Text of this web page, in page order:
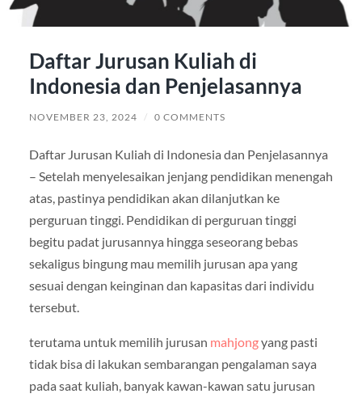
Daftar Jurusan Kuliah di
Indonesia dan Penjelasannya
NOVEMBER 23, 2024 / 0 COMMENTS
Daftar Jurusan Kuliah di Indonesia dan Penjelasannya
– Setelah menyelesaikan jenjang pendidikan menengah
atas, pastinya pendidikan akan dilanjutkan ke
perguruan tinggi. Pendidikan di perguruan tinggi
begitu padat jurusannya hingga seseorang bebas
sekaligus bingung mau memilih jurusan apa yang
sesuai dengan keinginan dan kapasitas dari individu
tersebut.
terutama untuk memilih jurusan mahjongyang pasti
tidak bisa di lakukan sembarangan pengalaman saya
pada saat kuliah, banyak kawan-kawan satu jurusan